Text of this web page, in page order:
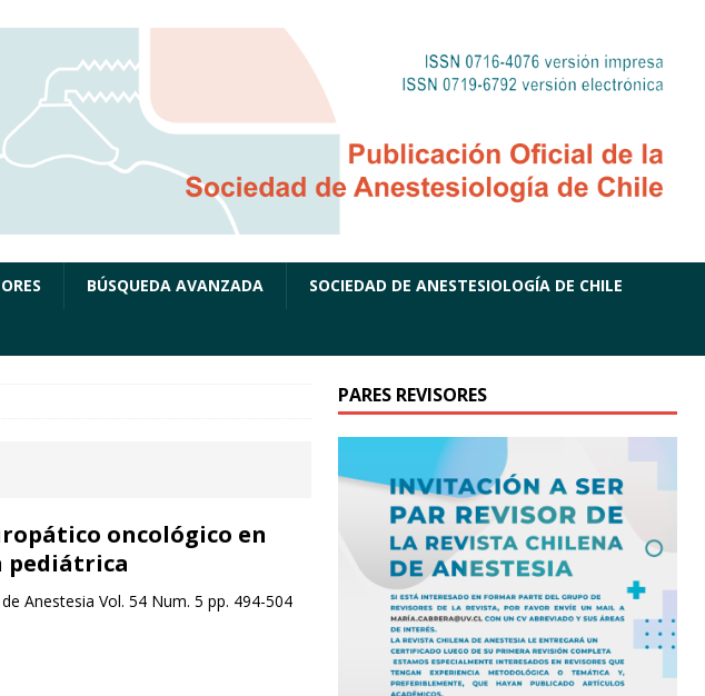
BÚSQUEDA AVANZADA SOCIEDAD DE ANESTESIOLOGÍA DE CHILE
oncológico en
pediátrica
Anestesia Vol. 54 Num. 5 pp. 494-504
PARES REVISORES